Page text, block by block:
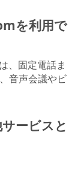
を利用で
、固定電話ま
音声会議やビ
ービスと